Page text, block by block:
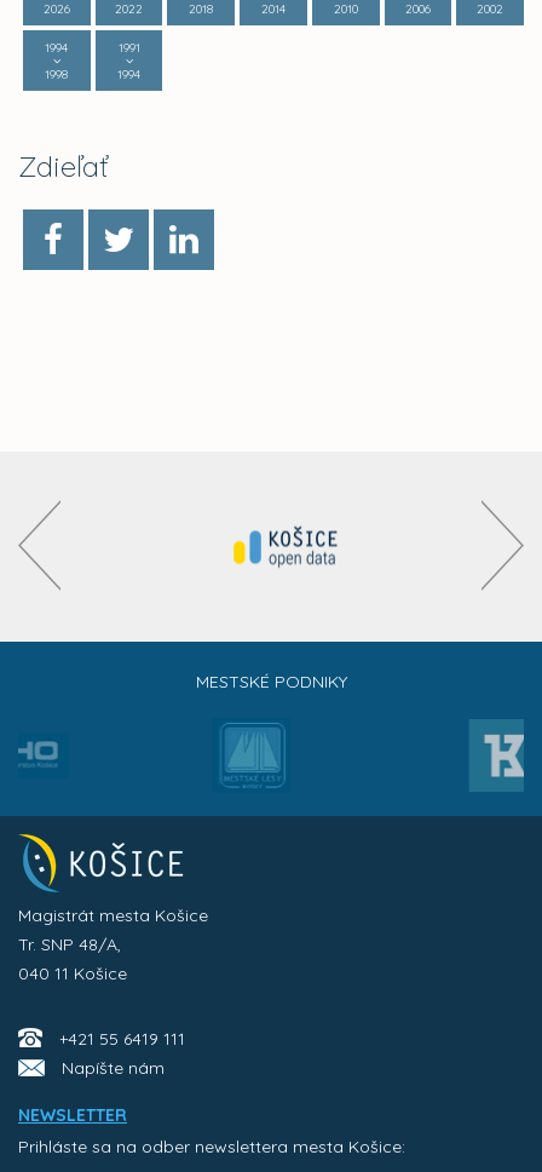
2026
2022
2018
2014
2010
2006
2002
1994
1998
1991
1994
Zdieľať
MESTSKÉ PODNIKY
Magistrát mesta Košice
Tr. SNP 48/A,
040 11 Košice
+421 55 6419 111
Napíšte nám
NEWSLETTER
Prihláste sa na odber newslettera mesta Košice: